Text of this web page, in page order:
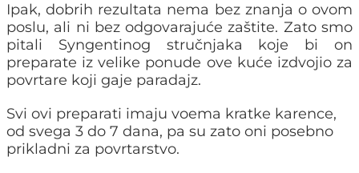
Ipak, dobrih rezultata nema bez znanja o ovom
poslu, ali ni bez odgovarajuće zaštite. Zato smo
pitali Syngentinog stručnjaka koje bi on
preparate iz velike ponude ove kuće izdvojio za
povrtare koji gaje paradajz.
Svi ovi preparati imaju voema kratke karence,
od svega 3 do 7 dana, pa su zato oni posebno
prikladni za povrtarstvo.